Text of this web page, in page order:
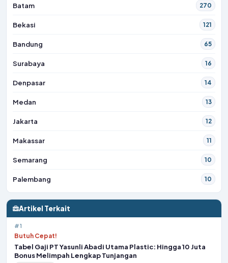
Batam 270
Bekasi 121
Bandung 65
Surabaya 16
Denpasar 14
Medan 13
Jakarta 12
Makassar 11
Semarang 10
Palembang 10
Artikel Terkait
#1
Butuh Cepat!
Tabel Gaji PT Yasunli Abadi Utama Plastic: Hingga 10 Juta
Bonus Melimpah Lengkap Tunjangan